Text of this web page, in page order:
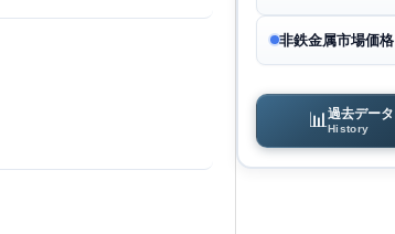
非鉄金属市場価格
📊 過去データ
History